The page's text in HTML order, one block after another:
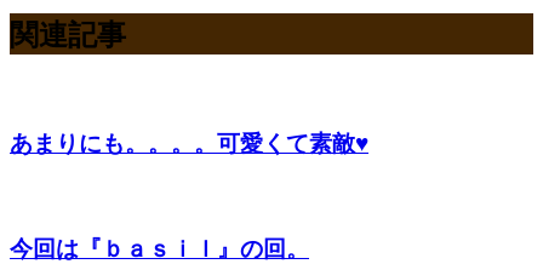
関連記事
あまりにも。。。。可愛くて素敵♥
今回は『ｂａｓｉｌ』の回。